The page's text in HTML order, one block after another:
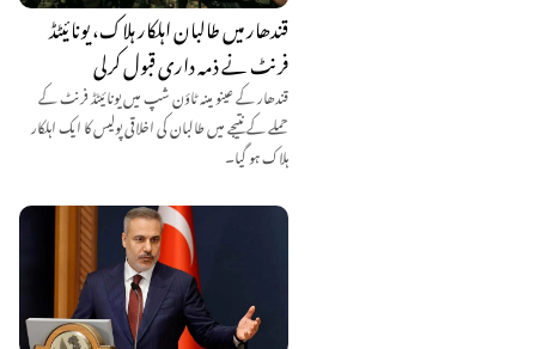
قندھار میں طالبان اہلکار ہلاک، یونائیٹڈ
فرنٹ نے ذمہ داری قبول کرلی
قندھار کے عینو مینہ ٹاؤن شپ میں یونائیٹڈ فرنٹ کے
حملے کے نتیجے میں طالبان کی اخلاقی پولیس کا ایک اہلکار
ہلاک ہو گیا۔